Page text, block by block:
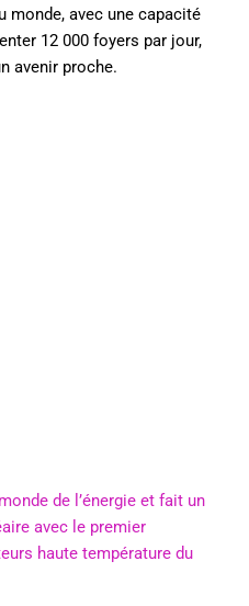
monde, avec une capacité
12 000 foyers par jour,
avenir proche.
de l’énergie et fait un
avec le premier
haute température du